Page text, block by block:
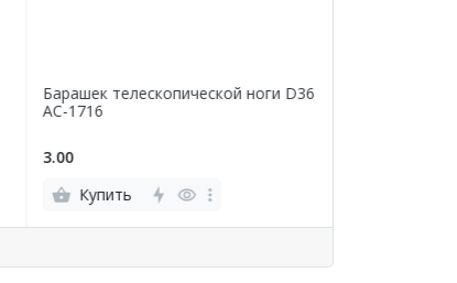
Барашек телескопической ноги D36
AC-1716
3.00
Купить